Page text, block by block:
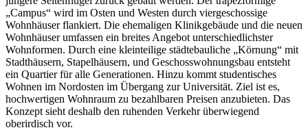
„Campus“ wird im Osten und Westen durch viergeschossige
Wohnhäuser flankiert. Die ehemaligen Klinikgebäude und die neuen
Wohnhäuser umfassen ein breites Angebot unterschiedlichster
Wohnformen. Durch eine kleinteilige städtebauliche „Körnung“ mit
Stadthäusern, Stapelhäusern, und Geschosswohnungsbau entsteht
ein Quartier für alle Generationen. Hinzu kommt studentisches
Wohnen im Nordosten im Übergang zur Universität. Ziel ist es,
hochwertigen Wohnraum zu bezahlbaren Preisen anzubieten. Das
Konzept sieht deshalb den ruhenden Verkehr überwiegend
oberirdisch vor.